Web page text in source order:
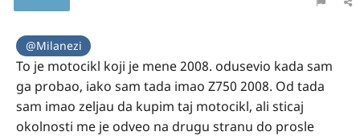
@Milanezi
To je motocikl koji je mene 2008. odusevio kada sam
ga probao, iako sam tada imao Z750 2008. Od tada
sam imao zeljau da kupim taj motocikl, ali sticaj
okolnosti me je odveo na drugu stranu do prosle